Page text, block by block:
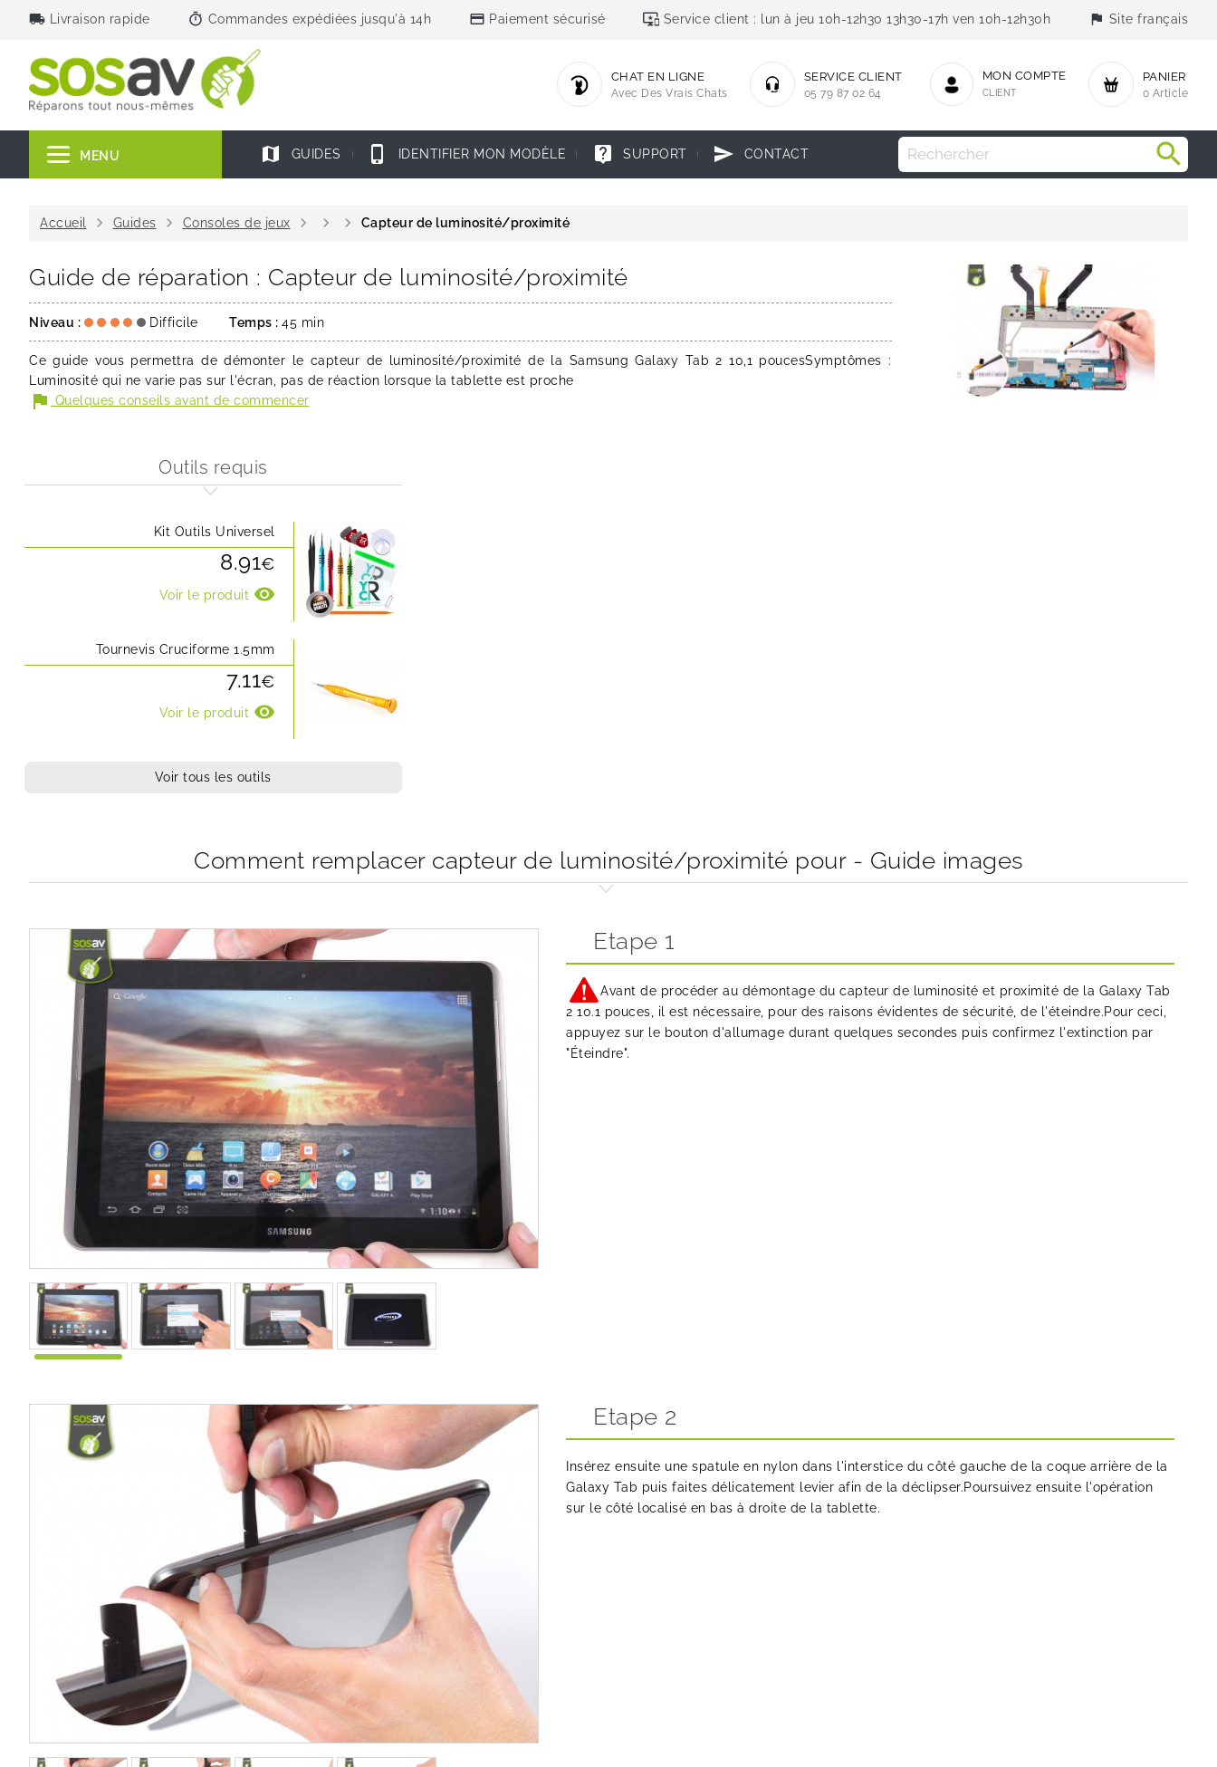
local_shipping Livraison rapide timer Commandes expédiées jusqu'à 14h credit_card Paiement sécurisé important_devices Service client : lun à jeu 10h-12h30 13h30-17h ven 10h-12h30h flag Site français
PANIER
0 Article
MON COMPTE
CLIENT
SERVICE CLIENT
05 79 87 02 64
CHAT EN LIGNE
Avec Des Vrais Chats
MENU map GUIDES phone_iphone IDENTIFIER MON MODÈLE live_help SUPPORT send CONTACT
Accueil chevron_right Guides chevron_right Consoles de jeux chevron_right chevron_right chevron_right Capteur de luminosité/proximité
Guide de réparation : Capteur de luminosité/proximité
Niveau : Difficile Temps : 45 min
Ce guide vous permettra de démonter le capteur de luminosité/proximité de la Samsung Galaxy Tab 2 10,1 poucesSymptômes :
Luminosité qui ne varie pas sur l'écran, pas de réaction lorsque la tablette est proche
flag Quelques conseils avant de commencer
Outils requis
Kit Outils Universel
8.91€
Voir le produit visibility
Tournevis Cruciforme 1.5mm
7.11€
Voir le produit visibility
Voir tous les outils
Comment remplacer capteur de luminosité/proximité pour - Guide images
Etape 1
Avant de procéder au démontage du capteur de luminosité et proximité de la Galaxy Tab
2 10.1 pouces, il est nécessaire, pour des raisons évidentes de sécurité, de l'éteindre.Pour ceci,
appuyez sur le bouton d'allumage durant quelques secondes puis confirmez l'extinction par
"Éteindre".
Etape 2
Insérez ensuite une spatule en nylon dans l'interstice du côté gauche de la coque arrière de la
Galaxy Tab puis faites délicatement levier afin de la déclipser.Poursuivez ensuite l'opération
sur le côté localisé en bas à droite de la tablette.